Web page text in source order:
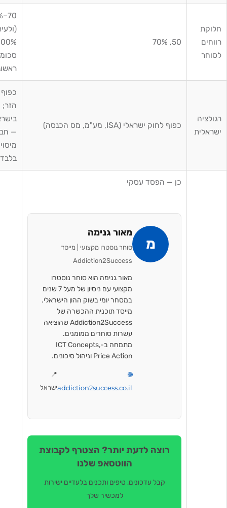
70–90%
(ולעיתים
100% על
סכומים
ראשוניים)
כפוף לחוק ישראלי (ISA, מע"מ, מס הכנסה)
כפוף לדין
בישראל
— חבות
מיסויית
כן — הפסד עסקי
מ
מאור גנימה
סוחר נוסטרו מקצועי | מייסד
Addiction2Success
מאור גנימה הוא סוחר נוסטרו
מקצועי עם ניסיון של מעל 7 שנים
במסחר יומי בשוק ההון הישראלי.
מייסד תוכנית ההכשרה של
Addiction2Success שהוציאה
עשרות סוחרים ממומנים.
מתמחה ב-ICT Concepts,
Price Action וניהול סיכונים.
addiction2success.co.ilישראל
רוצה לדעת יותר? הצטרף לקבוצת
הווטסאפ שלנו
קבל עדכונים, טיפים ותכנים בלעדיים ישירות
למכשיר שלך